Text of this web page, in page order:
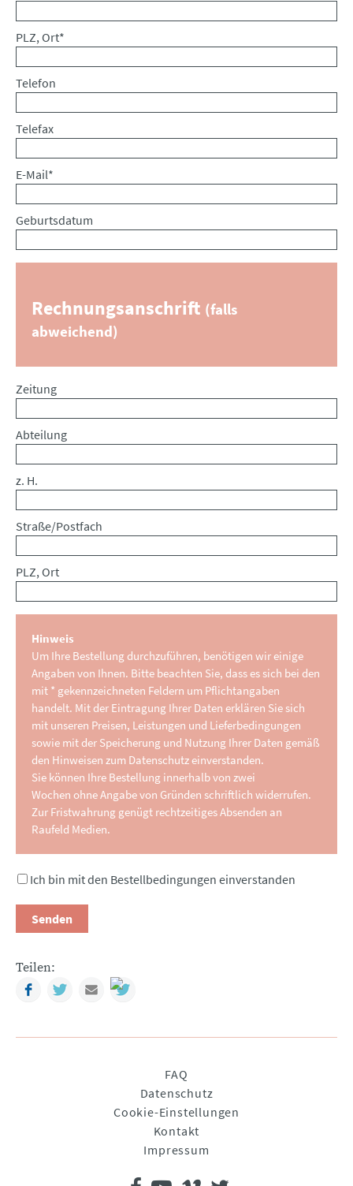
Pflichtfeld
PLZ, Ort*
Telefon
Telefax
Pflichtfeld
E-Mail*
Geburtsdatum
Rechnungsanschrift (falls
abweichend)
Zeitung
Abteilung
z. H.
Straße/Postfach
PLZ, Ort
Hinweis
Um Ihre Bestellung durchzuführen, benötigen wir einige
Angaben von Ihnen. Bitte beachten Sie, dass es sich bei den
mit * gekennzeichneten Feldern um Pflichtangaben
handelt. Mit der Eintragung Ihrer Daten erklären Sie sich
mit unseren Preisen, Leistungen und Lieferbedingungen
sowie mit der Speicherung und Nutzung Ihrer Daten gemäß
den Hinweisen zum Datenschutz einverstanden.
Sie können Ihre Bestellung innerhalb von zwei
Wochen ohne Angabe von Gründen schriftlich widerrufen.
Zur Fristwahrung genügt rechtzeitiges Absenden an
Raufeld Medien.
Ich bin mit den Bestellbedingungen einverstanden
Senden
Teilen:
FacebookTwitterMail
FAQ
Datenschutz
Cookie-Einstellungen
Kontakt
Impressum